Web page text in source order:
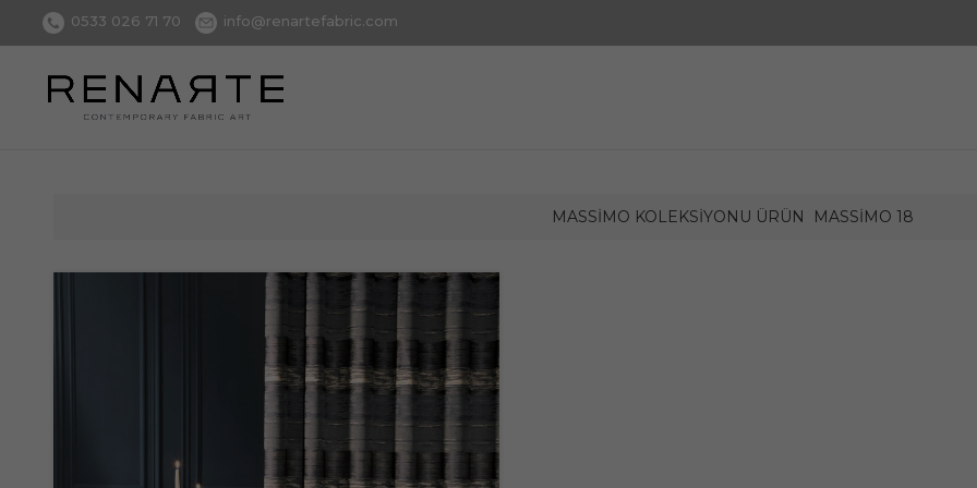
0533 026 71 70 info@renartefabric.com
MASSIMO KOLEKSIYONU ÜRÜN MASSIMO 18